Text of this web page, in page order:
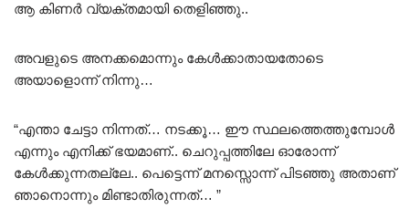
ആ കിണർ വ്യക്തമായി തെളിഞ്ഞു..
അവളുടെ അനക്കമൊന്നും കേൾക്കാതായതോടെ
അയാളൊന്ന് നിന്നു…
“എന്താ ചേട്ടാ നിന്നത്… നടക്കൂ… ഈ സ്ഥലത്തെത്തുമ്പോൾ
എന്നും എനിക്ക് ഭയമാണ്.. ചെറുപ്പത്തിലേ ഓരോന്ന്
കേൾക്കുന്നതല്ലേ.. പെട്ടെന്ന് മനസ്സൊന്ന് പിടഞ്ഞു അതാണ്
ഞാനൊന്നും മിണ്ടാതിരുന്നത്… ”